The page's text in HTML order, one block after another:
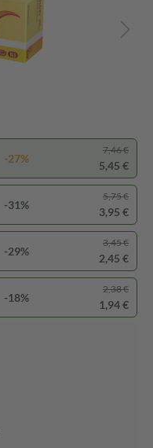
-27%
7,46 €
5,45 €
-31%
5,75 €
3,95 €
-29%
3,45 €
2,45 €
-18%
2,38 €
1,94 €